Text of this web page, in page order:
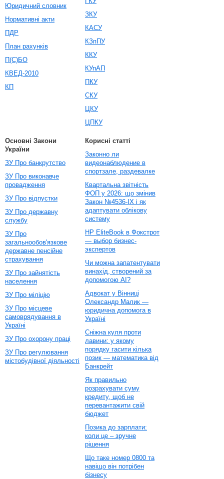
Юридичний словник
Нормативні акти
ПДР
План рахунків
П(С)БО
КВЕД-2010
КП
ЗКУ
КАСУ
КЗпПУ
ККУ
КУпАП
ПКУ
СКУ
ЦКУ
ЦПКУ
Основні Закони
України
ЗУ Про банкрутство
ЗУ Про виконавче
провадження
ЗУ Про відпустки
ЗУ Про державну
службу
ЗУ Про
загальнообов'язкове
державне пенсійне
страхування
ЗУ Про зайнятість
населення
ЗУ Про міліцію
ЗУ Про місцеве
самоврядування в
Україні
ЗУ Про охорону праці
ЗУ Про регулювання
містобудівної діяльності
Корисні статті
Законно ли
видеонаблюдение в
спортзале, раздевалке
Квартальна звітність
ФОП у 2026: що змінив
Закон №4536-IX і як
адаптувати облікову
систему
HP EliteBook в Фокстрот
— выбор бизнес-
экспертов
Чи можна запатентувати
винахід, створений за
допомогою AI?
Адвокат у Вінниці
Олександр Малик —
юридична допомога в
Україні
Сніжна куля проти
лавини: у якому
порядку гасити кілька
позик — математика від
Банкрейт
Як правильно
розрахувати суму
кредиту, щоб не
перевантажити свій
бюджет
Позика до зарплати:
коли це – зручне
рішення
Що таке номер 0800 та
навіщо він потрібен
бізнесу